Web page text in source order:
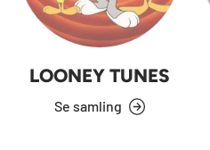
LOONEY TUNES
Se samling